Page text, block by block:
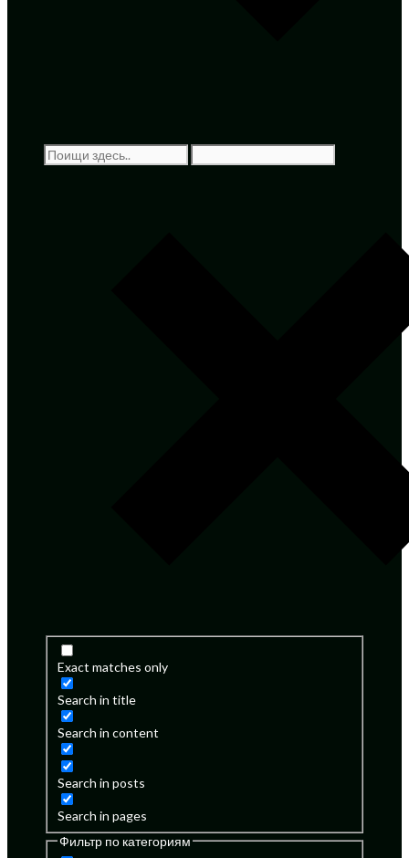
Exact matches only
Search in title
Search in content
Search in posts
Search in pages
Фильтр по категориям